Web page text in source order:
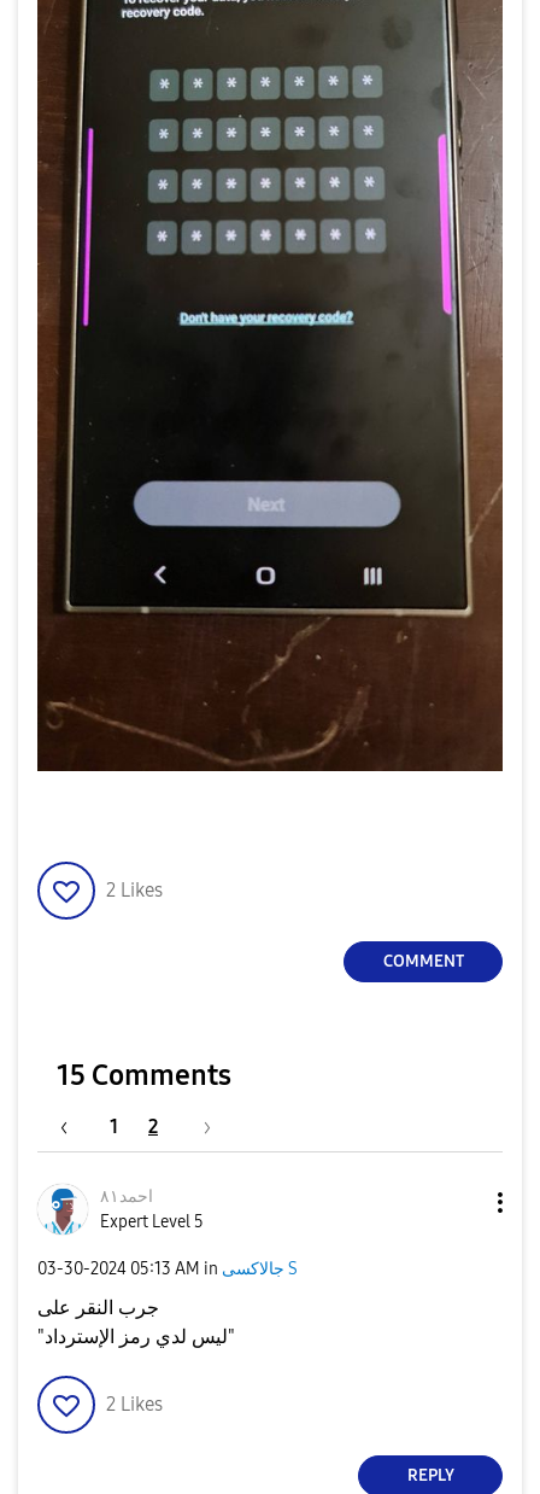
2 Likes
COMMENT
15 Comments
1 2
احمد٨١
Expert Level 5
‎03-30-2024 05:13 AM in جالاكسى S
جرب النقر على
"ليس لدي رمز الإسترداد"
2 Likes
REPLY